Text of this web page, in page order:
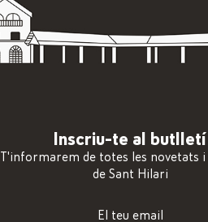
Inscriu-te al butlletí
T'informarem de totes les novetats
de Sant Hilari